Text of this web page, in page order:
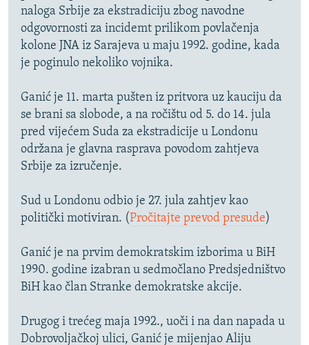
naloga Srbije za ekstradiciju zbog navodne
odgovornosti za incidemt prilikom povlačenja
kolone JNA iz Sarajeva u maju 1992. godine, kada
je poginulo nekoliko vojnika.
Ganić je 11. marta pušten iz pritvora uz kauciju da
se brani sa slobode, a na ročištu od 5. do 14. jula
pred vijećem Suda za ekstradicije u Londonu
održana je glavna rasprava povodom zahtjeva
Srbije za izručenje.
Sud u Londonu odbio je 27. jula zahtjev kao
politički motiviran. (Pročitajte prevod presude)
Ganić je na prvim demokratskim izborima u BiH
1990. godine izabran u sedmočlano Predsjedništvo
BiH kao član Stranke demokratske akcije.
Drugog i trećeg maja 1992., uoči i na dan napada u
Dobrovoljačkoj ulici, Ganić je mijenjao Aliju